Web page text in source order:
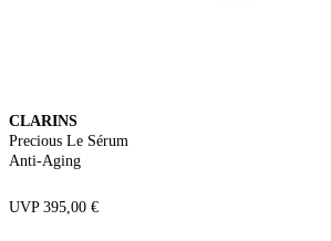
CLARINS
Precious Le Sérum
Anti-Aging
UVP 395,00 €